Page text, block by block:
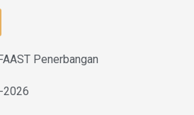
Penerbangan
2026